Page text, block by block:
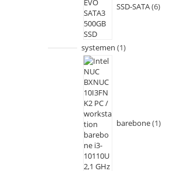
SSD-SATA 6
systemen 1
barebone 1